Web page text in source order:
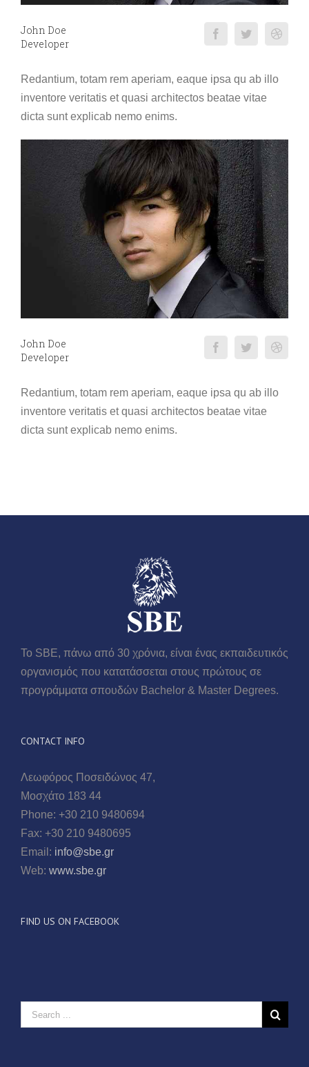
John Doe
Developer
Redantium, totam rem aperiam, eaque ipsa qu ab illo
inventore veritatis et quasi architectos beatae vitae
dicta sunt explicab nemo enims.
John Doe
Developer
Redantium, totam rem aperiam, eaque ipsa qu ab illo
inventore veritatis et quasi architectos beatae vitae
dicta sunt explicab nemo enims.
Το SBE, πάνω από 30 χρόνια, είναι ένας εκπαιδευτικός
οργανισμός που κατατάσσεται στους πρώτους σε
προγράμματα σπουδών Βachelor & Master Degrees.
CONTACT INFO
Λεωφόρος Ποσειδώνος 47,
Μοσχάτο 183 44
Phone: +30 210 9480694
Fax: +30 210 9480695
Email: info@sbe.gr
Web: www.sbe.gr
FIND US ON FACEBOOK